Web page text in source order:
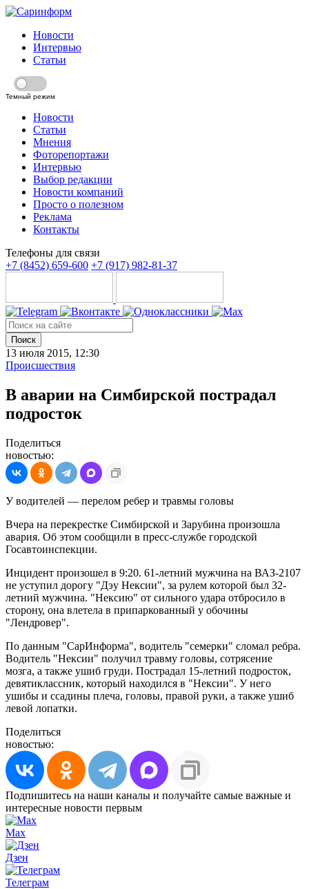
Новости
Интервью
Статьи
Темный режим
Новости
Статьи
Мнения
Фоторепортажи
Интервью
Выбор редакции
Новости компаний
Просто о полезном
Реклама
Контакты
Телефоны для связи
+7 (8452) 659-600 +7 (917) 982-81-37
Поиск
13 июля 2015, 12:30
Происшествия
В аварии на Симбирской пострадал
подросток
Поделиться
новостью:
У водителей — перелом ребер и травмы головы
Вчера на перекрестке Симбирской и Зарубина произошла
авария. Об этом сообщили в пресс-службе городской
Госавтоинспекции.
Инцидент произошел в 9:20. 61-летний мужчина на ВАЗ-2107
не уступил дорогу "Дэу Нексии", за рулем которой был 32-
летний мужчина. "Нексию" от сильного удара отбросило в
сторону, она влетела в припаркованный у обочины
"Лендровер".
По данным "СарИнформа", водитель "семерки" сломал ребра.
Водитель "Нексии" получил травму головы, сотрясение
мозга, а также ушиб груди. Пострадал 15-летний подросток,
девятиклассник, который находился в "Нексии". У него
ушибы и ссадины плеча, головы, правой руки, а также ушиб
левой лопатки.
Поделиться
новостью:
Подпишитесь на наши каналы и получайте самые важные и
интересные новости первым
Max
Дзен
Телеграм